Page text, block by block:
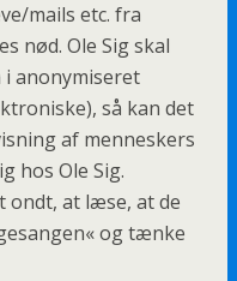
mails etc. fra
nød. Ole Sig skal
anonymiseret
så kan det
af menneskers
hos Ole Sig.
ondt, at læse, at de
og tænke